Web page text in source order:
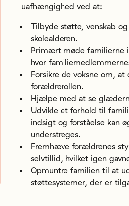
uafhængighed ved at:
Tilbyde støtte, venskab
skolealderen.
Primært møde familierne i
hvor
Forsikre de voksne om,
forældrerollen.
Hjælpe med at se
Udvikle et forhold til
indsigt og forståelse kan
understreges.
Fremhæve forældrenes
selvtillid, hvilket igen
Opmuntre familien til at
støttesystemer, der er